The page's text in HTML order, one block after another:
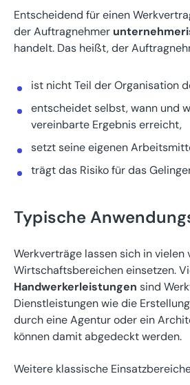
Entscheidend für einen
der Auftragnehmer
handelt. Das heißt, der
ist nicht Teil der Organisation
entscheidet selbst, wann und
vereinbarte Ergebnis erreicht,
setzt seine eigenen
trägt das Risiko für das
Typische
Werkverträge lassen sich in vielen
Wirtschaftsbereichen einsetzen.
Handwerkerleistungen sind
Dienstleistungen wie die
durch eine Agentur oder ein
können damit abgedeckt werden.
Weitere klassische